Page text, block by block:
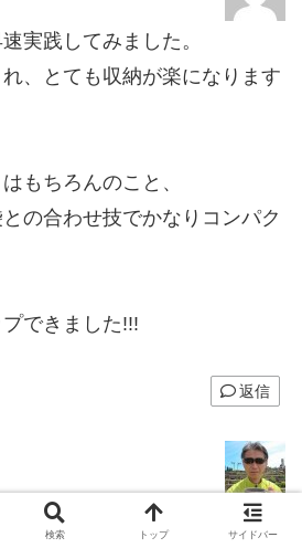
実践してみました。
、とても収納が楽になります
もちろんのこと、
の合わせ技でかなりコンパク
できました!!!
返信
メントありがとうございま
検索 トップ サイドバー